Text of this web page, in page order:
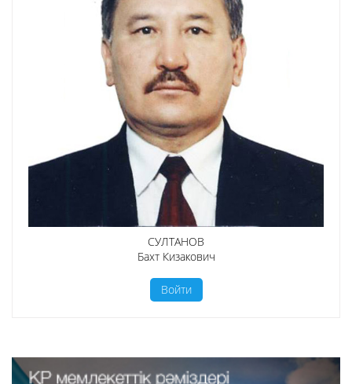
СУЛТАНОВ
Бахт Кизакович
Войти